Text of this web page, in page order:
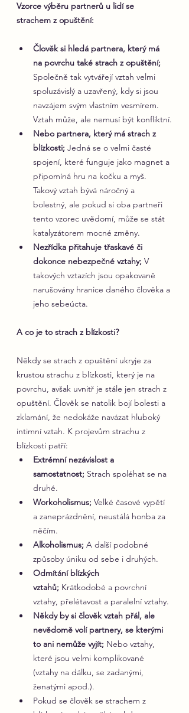
Vzorce výběru partnerů u lidí se
strachem z opuštění:
Člověk si hledá partnera, který má
na povrchu také strach z opuštění;
Společně tak vytvářejí vztah velmi
spoluzávislý a uzavřený, kdy si jsou
navzájem svým vlastním vesmírem.
Vztah může, ale nemusí být konfliktní.
Nebo partnera, který má strach z
blízkosti; Jedná se o velmi časté
spojení, které funguje jako magnet a
připomíná hru na kočku a myš.
Takový vztah bývá náročný a
bolestný, ale pokud si oba partneři
tento vzorec uvědomí, může se stát
katalyzátorem mocné změny.
Nezřídka přitahuje třaskavé či
dokonce nebezpečné vztahy; V
takových vztazích jsou opakovaně
narušovány hranice daného člověka a
jeho sebeúcta.
A co je to strach z blízkosti?
Někdy se strach z opuštění ukryje za
krustou strachu z blízkosti, který je na
povrchu, avšak uvnitř je stále jen strach z
opuštění. Člověk se natolik bojí bolesti a
zklamání, že nedokáže navázat hluboký
intimní vztah. K projevům strachu z
blízkosti patří:
Extrémní nezávislost a
samostatnost; Strach spoléhat se na
druhé.
Workoholismus; Velké časové vypětí
a zaneprázdnění, neustálá honba za
něčím.
Alkoholismus; A další podobné
způsoby úniku od sebe i druhých.
Odmítání blízkých
vztahů; Krátkodobé a povrchní
vztahy, přelétavost a paralelní vztahy.
Někdy by si člověk vztah přál, ale
nevědomě volí partnery, se kterými
to ani nemůže vyjít; Nebo vztahy,
které jsou velmi komplikované
(vztahy na dálku, se zadanými,
ženatými apod.).
Pokud se člověk se strachem z